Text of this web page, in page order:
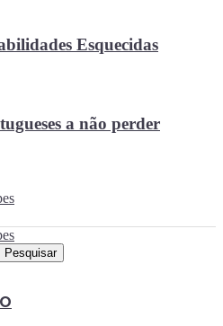
Esquecidas
a não perder
Pesquisar